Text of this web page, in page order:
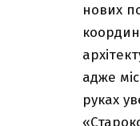
нових
адже
руках